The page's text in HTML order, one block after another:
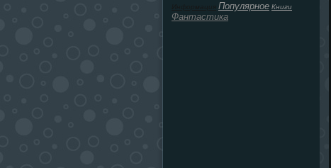
Популярное Книги
Фантастика